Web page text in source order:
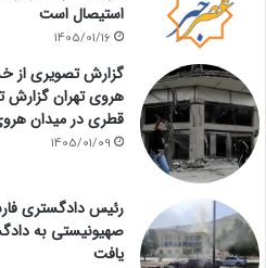
استیصال است
1405/01/16
گزارش تصویری از
هروی تهران گزارش
قطری در میدان
1405/01/09
رئیس دادگستری
یافت